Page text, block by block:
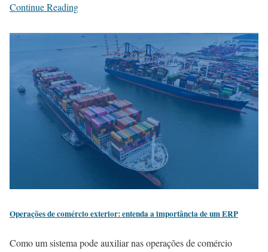
Continue Reading
Operações de comércio exterior: entenda a importância de um ERP
Como um sistema pode auxiliar nas operações de comércio